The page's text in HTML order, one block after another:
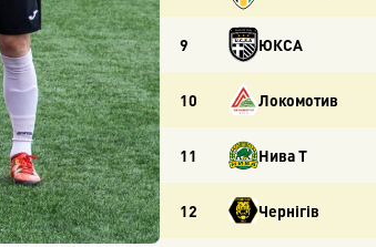
9 ЮКСА
10 Локомотив
11 Нива Т
12 Чернігів